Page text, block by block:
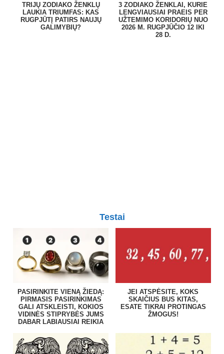
TRIJŲ ZODIAKO ŽENKLŲ
LAUKIA TRIUMFAS: KAS
RUGPJŪTĮ PATIRS NAUJŲ
GALIMYBIŲ?
3 ZODIAKO ŽENKLAI, KURIE
LENGVIAUSIAI PRAEIS PER
UŽTEMIMO KORIDORIŲ NUO
2026 M. RUGPJŪČIO 12 IKI
28 D.
Testai
PASIRINKITE VIENĄ ŽIEDĄ:
PIRMASIS PASIRINKIMAS
GALI ATSKLEISTI, KOKIOS
VIDINĖS STIPRYBĖS JUMS
DABAR LABIAUSIAI REIKIA
JEI ATSPĖSITE, KOKS
SKAIČIUS BUS KITAS,
ESATE TIKRAI PROTINGAS
ŽMOGUS!